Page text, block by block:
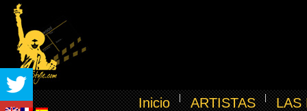
Inicio ARTISTAS LAS